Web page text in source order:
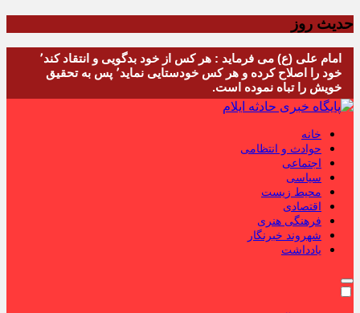
حدیث روز
امام علی (ع) می فرماید : هر کس از خود بدگویی و انتقاد کند٬
خود را اصلاح کرده و هر کس خودستایی نماید٬ پس به تحقیق
خویش را تباه نموده است.
خانه
حوادث و انتظامی
اجتماعی
سیاسی
محیط زیست
اقتصادی
فرهنگی هنری
شهروند خبرنگار
یادداشت